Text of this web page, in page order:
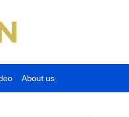
About us